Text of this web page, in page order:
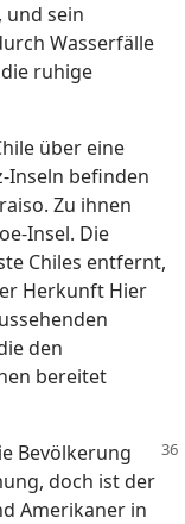
und sein
Wasserfälle
ruhige
über eine
Inseln befinden
Zu ihnen
Insel. Die
Chiles entfernt,
Herkunft Hier
den
bereitet
Bevölkerung
doch ist der
Amerikaner in